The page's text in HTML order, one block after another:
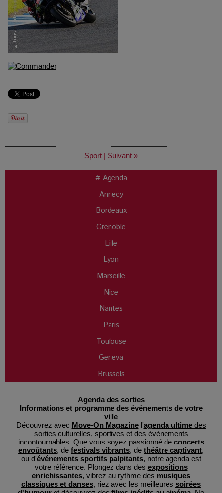
Sport | Suivant »
# Agenda
Annecy
Bordeaux
Grenoble
Lille
Lyon
Marseille
Nice
Nantes
Paris
Toulouse
Geneva
Brussels
Agenda des sorties
Informations et programme des événements de votre
ville
Découvrez avec Move-On Magazinel'agenda ultimedes
sorties culturelles, sportives et des événements
incontournables. Que vous soyez passionné de concerts
envoûtants, de festivals vibrants, de théâtre captivant,
ou d'événements sportifs palpitants, notre agenda est
votre référence. Plongez dans des expositions
enrichissantes, vibrez au rythme des musiques
classiques et danses, riez avec les meilleures soirées